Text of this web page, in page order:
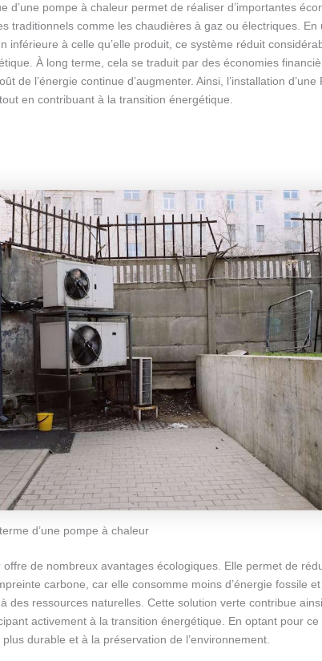
d’une pompe à chaleur permet de réaliser d’importantes
traditionnels comme les chaudières à gaz ou électriques. En
inférieure à celle qu’elle produit, ce système réduit
À long terme, cela se traduit par des économies
de l’énergie continue d’augmenter. Ainsi, l’installation d’une
en contribuant à la transition énergétique.
d’une pompe à chaleur
de nombreux avantages écologiques. Elle permet de
carbone, car elle consomme moins d’énergie fossile
des ressources naturelles. Cette solution verte contribue
activement à la transition énergétique. En optant pour
durable et à la préservation de l’environnement.